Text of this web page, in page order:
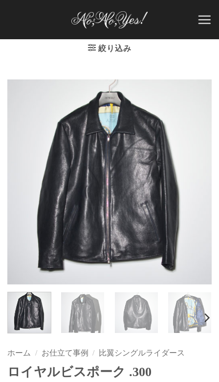
絞り込み
ホーム / お仕立て事例 / 比翼シングルライダース
ロイヤルビスポーク .300